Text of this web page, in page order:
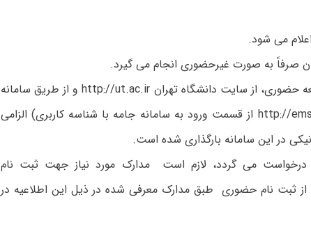
می شود.
صرفاً به صورت غیرحضوری انجام می گیرد.
ثبت نام الکترونیکی پیش از مراجعه حضوری، از سایت دانشگاه تهران http://ut.ac.ir و از طریق سامانه
جامع آموزش (به آدرس http://ems.ut.ac.ir از قسمت ورود به سامانه جامه با شناسه کاربری) الزامی
در این سامانه بارگذاری شده است.
درخواست می گردد، لازم است مدارک مورد نیاز جهت ثبت نام
ثبت نام حضوری طبق مدارک معرفی شده در ذیل این اطلاعیه در